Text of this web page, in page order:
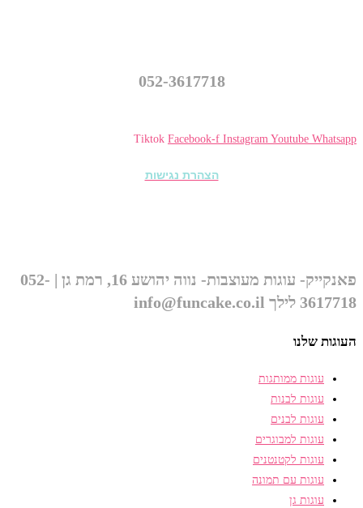
052-3617718
Tiktok Facebook-f Instagram Youtube Whatsapp
הצהרת נגישות
פאנקייק- עוגות מעוצבות- נווה יהושע 16, רמת גן | 052-
3617718 לילך info@funcake.co.il
העוגות שלנו
עוגות ממותגות
עוגות לבנות
עוגות לבנים
עוגות למבוגרים
עוגות לקטנטנים
עוגות עם תמונה
עוגות גן